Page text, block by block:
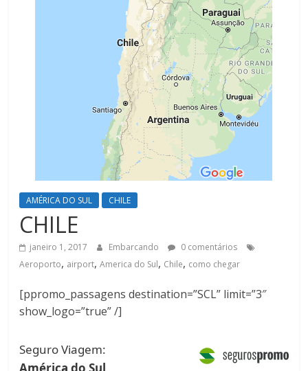
AMÉRICA DO SUL CHILE
CHILE
janeiro 1, 2017 Embarcando
0 comentários
Aeroporto, airport,America do Sul, Chile, como chegar
[ppromo_passagens destination=”SCL” limit=”3″
show_logo=”true” /]
Seguro Viagem:
América do Sul